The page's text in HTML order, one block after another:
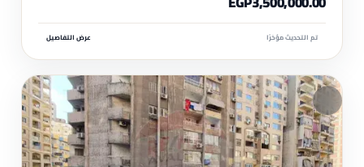
تم التحديث مؤخرًا عرض التفاصيل